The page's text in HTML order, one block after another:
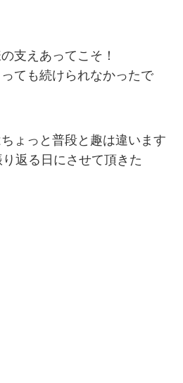
支えあってこそ！
ても続けられなかったで
ょっと普段と趣は違います
返る日にさせて頂きた